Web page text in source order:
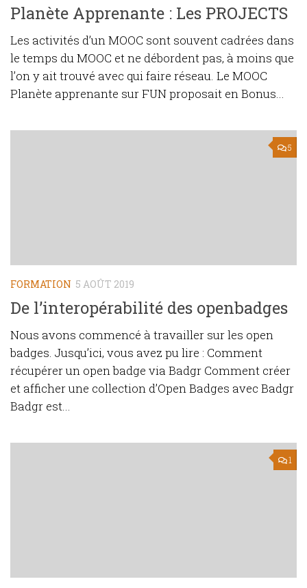
Planète Apprenante : Les PROJECTS
Les activités d’un MOOC sont souvent cadrées dans
le temps du MOOC et ne débordent pas, à moins que
l’on y ait trouvé avec qui faire réseau. Le MOOC
Planète apprenante sur FUN proposait en Bonus...
5
FORMATION 5 AOÛT 2019
De l’interopérabilité des openbadges
Nous avons commencé à travailler sur les open
badges. Jusqu’ici, vous avez pu lire : Comment
récupérer un open badge via Badgr Comment créer
et afficher une collection d’Open Badges avec Badgr
Badgr est...
1